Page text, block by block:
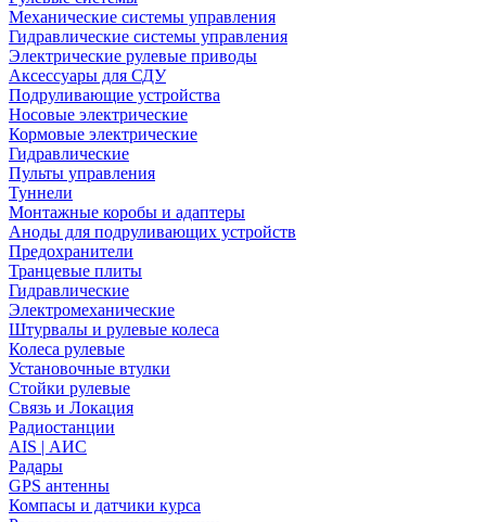
Механические системы управления
Гидравлические системы управления
Электрические рулевые приводы
Аксессуары для СДУ
Подруливающие устройства
Носовые электрические
Кормовые электрические
Гидравлические
Пульты управления
Туннели
Монтажные коробы и адаптеры
Аноды для подруливающих устройств
Предохранители
Транцевые плиты
Гидравлические
Электромеханические
Штурвалы и рулевые колеса
Колеса рулевые
Установочные втулки
Стойки рулевые
Связь и Локация
Радиостанции
AIS | АИС
Радары
GPS антенны
Компасы и датчики курса